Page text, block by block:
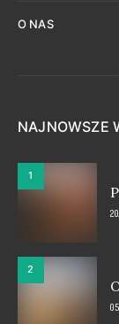
O NAS
NAJNOWSZE
1
2